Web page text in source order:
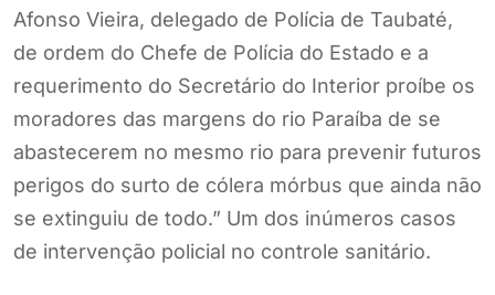
Afonso Vieira, delegado de Polícia de Taubaté,
de ordem do Chefe de Polícia do Estado e a
requerimento do Secretário do Interior proíbe os
moradores das margens do rio Paraíba de se
abastecerem no mesmo rio para prevenir futuros
perigos do surto de cólera mórbus que ainda não
se extinguiu de todo.” Um dos inúmeros casos
de intervenção policial no controle sanitário.